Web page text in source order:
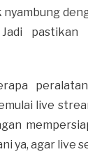
nyambung
pastikan
live
ya, agar live